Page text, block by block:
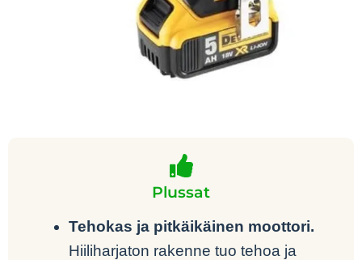
Plussat
Tehokas ja pitkäikäinen moottori.
Hiiliharjaton rakenne tuo tehoa ja